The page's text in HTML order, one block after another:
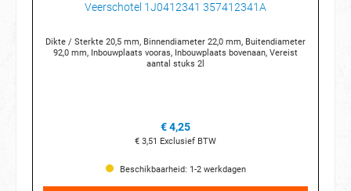
Veerschotel 1J0412341 357412341A
Dikte / Sterkte 20,5 mm, Binnendiameter 22,0 mm, Buitendiameter
92,0 mm, Inbouwplaats vooras, Inbouwplaats bovenaan, Vereist
aantal stuks 2l
€ 4,25
€ 3,51 Exclusief BTW
Beschikbaarheid: 1-2 werkdagen